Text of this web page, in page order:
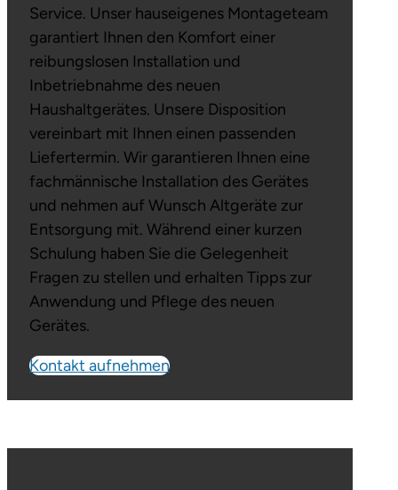
Service. Unser hauseigenes Montageteam
garantiert Ihnen den Komfort einer
reibungslosen Installation und
Inbetriebnahme des neuen
Haushaltgerätes. Unsere Disposition
vereinbart mit Ihnen einen passenden
Liefertermin. Wir garantieren Ihnen eine
fachmännische Installation des Gerätes
und nehmen auf Wunsch Altgeräte zur
Entsorgung mit. Während einer kurzen
Schulung haben Sie die Gelegenheit
Fragen zu stellen und erhalten Tipps zur
Anwendung und Pflege des neuen
Gerätes.
Kontakt aufnehmen